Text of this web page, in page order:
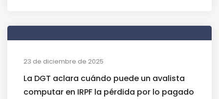
23 de diciembre de 2025
La DGT aclara cuándo puede un avalista
computar en IRPF la pérdida por lo pagado